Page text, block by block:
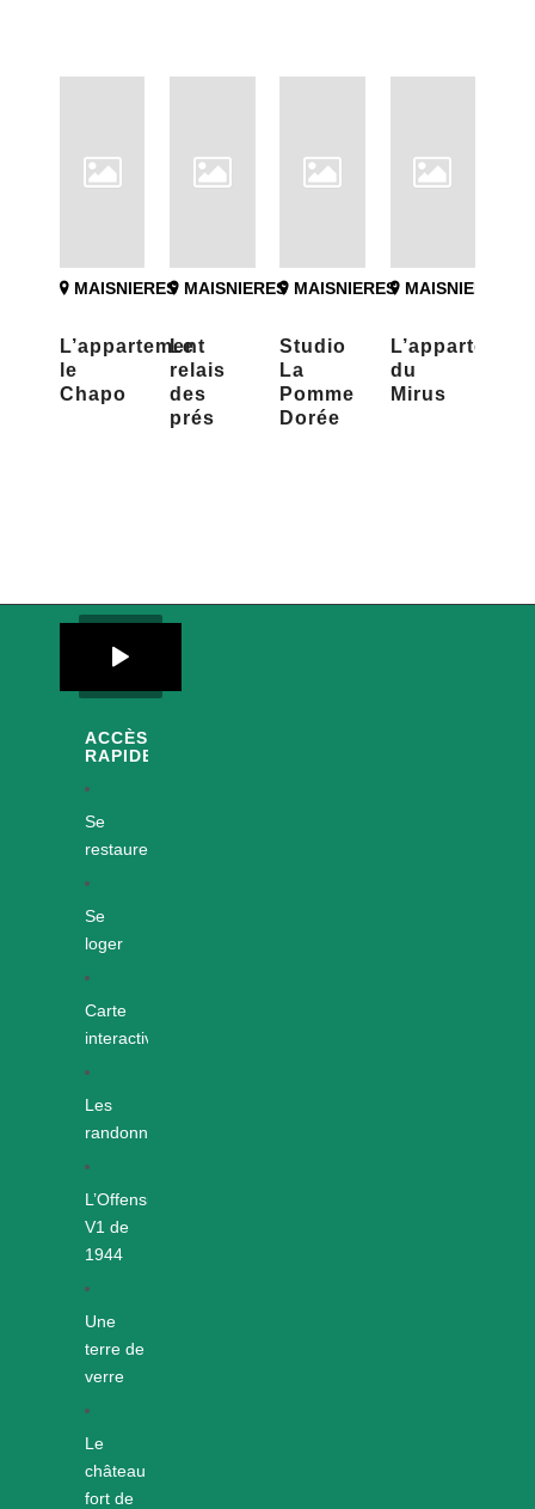
MAISNIERES
L’appartement
le
Chapo
MAISNIERES
Le
relais
des
prés
MAISNIERES
Studio
La
Pomme
Dorée
MAISNIERES
L’appartement
du
Mirus
ACCÈS
RAPIDES
Se
restaurer
Se
loger
Carte
interactive
Les
randonnées
L’Offensive
V1 de
1944
Une
terre de
verre
Le
château
fort de